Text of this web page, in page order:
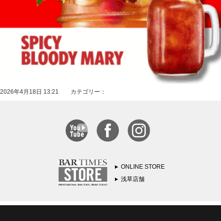
2026年4月18日 13:21 カテゴリー：
ONLINE STORE
浅草店舗